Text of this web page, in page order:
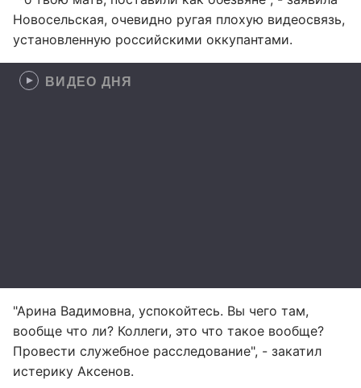
Новосельская, очевидно ругая плохую видеосвязь,
установленную российскими оккупантами.
ВИДЕО ДНЯ
"Арина Вадимовна, успокойтесь. Вы чего там,
вообще что ли? Коллеги, это что такое вообще?
Провести служебное расследование", - закатил
истерику Аксенов.